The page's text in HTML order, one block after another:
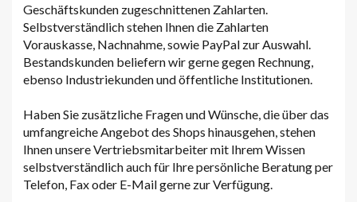
Geschäftskunden zugeschnittenen Zahlarten.
Selbstverständlich stehen Ihnen die Zahlarten
Vorauskasse, Nachnahme, sowie PayPal zur Auswahl.
Bestandskunden beliefern wir gerne gegen Rechnung,
ebenso Industriekunden und öffentliche Institutionen.
Haben Sie zusätzliche Fragen und Wünsche, die über das
umfangreiche Angebot des Shops hinausgehen, stehen
Ihnen unsere Vertriebsmitarbeiter mit Ihrem Wissen
selbstverständlich auch für Ihre persönliche Beratung per
Telefon, Fax oder E-Mail gerne zur Verfügung.